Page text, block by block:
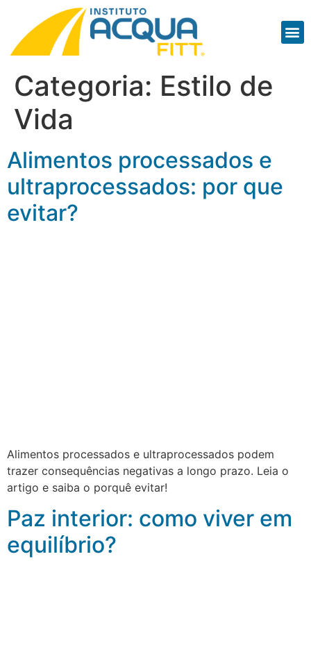
Categoria: Estilo de
Vida
Alimentos processados e
ultraprocessados: por que
evitar?
Alimentos processados e ultraprocessados podem
trazer consequências negativas a longo prazo. Leia o
artigo e saiba o porquê evitar!
Paz interior: como viver em
equilíbrio?